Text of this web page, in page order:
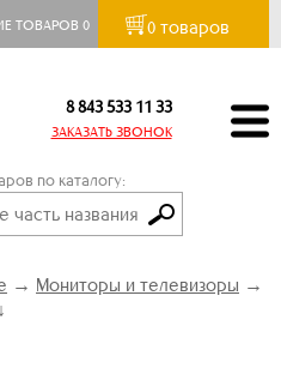
ТОВАРОВ0 0 товаров
8 843 533 11 33
ЗАКАЗАТЬ ЗВОНОК
по каталогу:
→ Мониторы и телевизоры →
↓